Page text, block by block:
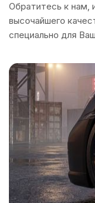
Обратитесь к нам,
высочайшего
специально для